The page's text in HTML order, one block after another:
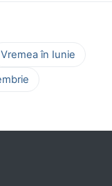
Vremea în Iunie